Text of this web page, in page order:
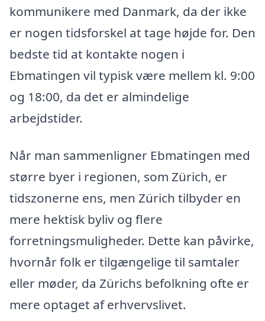
kommunikere med Danmark, da der ikke
er nogen tidsforskel at tage højde for. Den
bedste tid at kontakte nogen i
Ebmatingen vil typisk være mellem kl. 9:00
og 18:00, da det er almindelige
arbejdstider.
Når man sammenligner Ebmatingen med
større byer i regionen, som Zürich, er
tidszonerne ens, men Zürich tilbyder en
mere hektisk byliv og flere
forretningsmuligheder. Dette kan påvirke,
hvornår folk er tilgængelige til samtaler
eller møder, da Zürichs befolkning ofte er
mere optaget af erhvervslivet.